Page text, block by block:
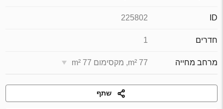
ID
225802
חדרים 1
מרחב מחייה 77 m², מקסימום 77 m²
שתף